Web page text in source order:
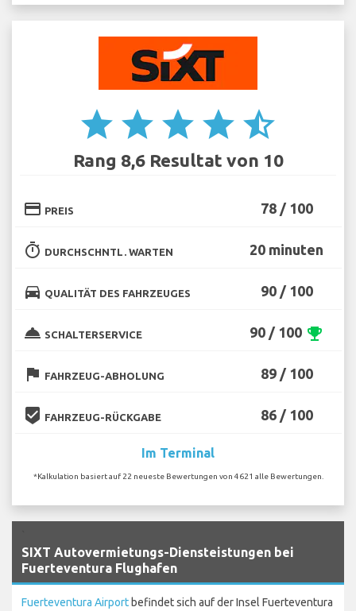
star star star star star_half
Rang 8,6 Resultat von 10
credit_card PREIS 78 / 100
timer DURCHSCHNTL. WARTEN 20 minuten
directions_car QUALITÄT DES FAHRZEUGES 90 / 100
room_service SCHALTERSERVICE 90 / 100 emoji_events
flag FAHRZEUG-ABHOLUNG 89 / 100
beenhere FAHRZEUG-RÜCKGABE 86 / 100
Im Terminal
*Kalkulation basiert auf 22 neueste Bewertungen von 4621 alle Bewertungen.
SIXT Autovermietungs-Diensteistungen bei
Fuerteventura Flughafen
Fuerteventura Airportbefindet sich auf der Insel Fuerteventura